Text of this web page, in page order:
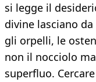
si legge il
divine lasciano
gli orpelli, le
non il nocciolo
superfluo.